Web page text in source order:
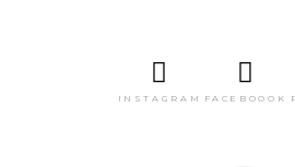
INSTAGRAM FACEBOOOK